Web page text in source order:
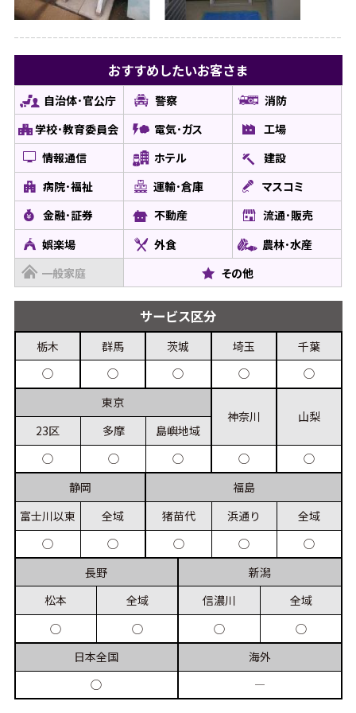
おすすめしたいお客さま
自治体･官公庁 警察
消防
学校･教育委員会
電気･ガス
工場
情報通信
ホテル
建設
病院･福祉
運輸･倉庫
マスコミ
金融･証券
不動産
流通･販売
娯楽場
外食
農林･水産
一般家庭
その他
サービス区分
栃木
◯
群馬
◯
茨城
◯
埼玉
◯
千葉
◯
東京
23区
◯
多摩
◯
島嶼地域
◯
神奈川
◯
山梨
◯
静岡
富士川以東
◯
全域
◯
福島
猪苗代
◯
浜通り
◯
全域
◯
長野
松本
◯
全域
◯
新潟
信濃川
◯
全域
◯
日本全国
◯
海外
―